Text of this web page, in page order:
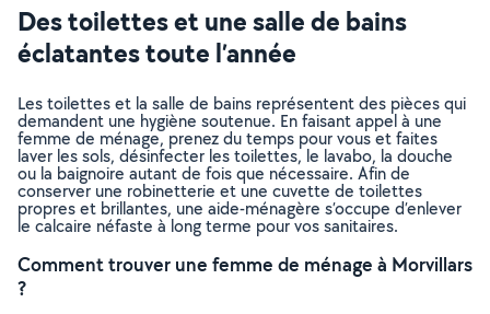
Des toilettes et une salle de bains
éclatantes toute l’année
Les toilettes et la salle de bains représentent des pièces qui
demandent une hygiène soutenue. En faisant appel à une
femme de ménage, prenez du temps pour vous et faites
laver les sols, désinfecter les toilettes, le lavabo, la douche
ou la baignoire autant de fois que nécessaire. Afin de
conserver une robinetterie et une cuvette de toilettes
propres et brillantes, une aide-ménagère s’occupe d’enlever
le calcaire néfaste à long terme pour vos sanitaires.
Comment trouver une femme de ménage à Morvillars
?